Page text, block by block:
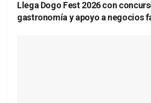
Llega Dogo Fest 2026 con
gastronomía y apoyo a negocios